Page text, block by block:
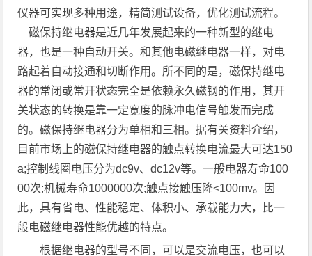
仪器可实现多种用途，精简测试设备，优化测试流程。
磁保持继电器是近几年发展起来的一种新型的继电
器，也是一种自动开关。和其他电磁继电器一样，对电
路起着自动接通和切断作用。所不同的是，磁保持继电
器的常闭或常开状态完全是依赖永久磁钢的作用，其开
关状态的转换是靠一定宽度的脉冲电信号触发而完成
的。磁保持继电器分为单相和三相。据有关资料介绍，
目前市场上的磁保持继电器的触点转换电流最大可达150
a;控制线圈电压分为dc9v、dc12v等。一般电器寿命100
00次;机械寿命1000000次;触点接触压降<100mv。因
此，具有省电、性能稳定、体积小、承载能力大，比一
般电磁继电器性能优越的特点。
根据继电器的型号不同，可以是交流电压，也可以